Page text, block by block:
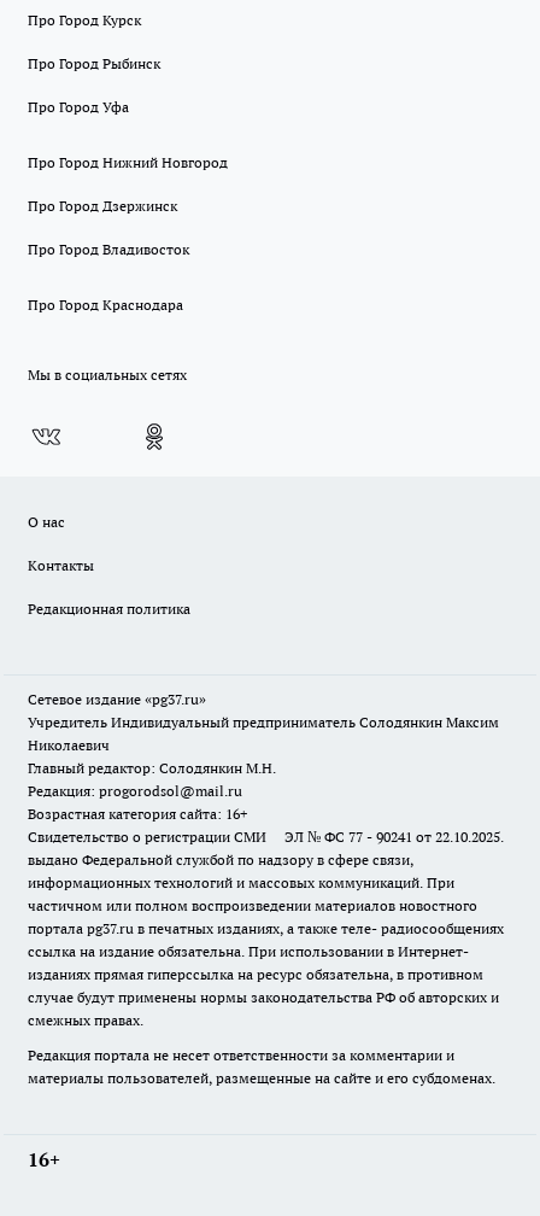
Про Город Курск
Про Город Рыбинск
Про Город Уфа
Про Город Нижний Новгород
Про Город Дзержинск
Про Город Владивосток
Про Город Краснодара
Мы в социальных сетях
О нас
Контакты
Редакционная политика
Сетевое издание «pg37.ru»
Учредитель Индивидуальный предприниматель Солодянкин Максим
Николаевич
Главный редактор: Солодянкин М.Н.
Редакция: progorodsol@mail.ru
Возрастная категория сайта: 16+
Свидетельство о регистрации СМИ ЭЛ № ФС 77 - 90241 от 22.10.2025.
выдано Федеральной службой по надзору в сфере связи,
информационных технологий и массовых коммуникаций. При
частичном или полном воспроизведении материалов новостного
портала pg37.ru в печатных изданиях, а также теле- радиосообщениях
ссылка на издание обязательна. При использовании в Интернет-
изданиях прямая гиперссылка на ресурс обязательна, в противном
случае будут применены нормы законодательства РФ об авторских и
смежных правах.
Редакция портала не несет ответственности за комментарии и
материалы пользователей, размещенные на сайте и его субдоменах.
16+